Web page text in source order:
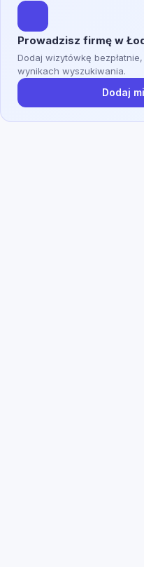
Prowadzisz firmę w
Dodaj wizytówkę
wynikach wyszukiwania.
Dodaj